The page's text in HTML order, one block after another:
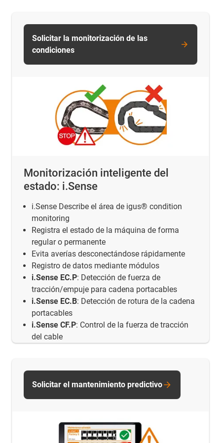
Monitorización inteligente del
estado: i.Sense
i.Sense Describe el área de igus® condition
monitoring
Registra el estado de la máquina de forma
regular o permanente
Evita averías desconectándose rápidamente
Registro de datos mediante módulos
i.Sense EC.P: Detección de fuerza de
tracción/empuje para cadena portacables
i.Sense EC.B: Detección de rotura de la cadena
portacables
i.Sense CF.P: Control de la fuerza de tracción
del cable
Solicitar la monitorización de las
condiciones
Solicitar el mantenimiento predictivo